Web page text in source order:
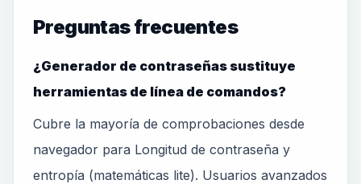
Preguntas frecuentes
¿Generador de contraseñas sustituye
herramientas de línea de comandos?
Cubre la mayoría de comprobaciones desde
navegador para Longitud de contraseña y
entropía (matemáticas lite). Usuarios avanzados